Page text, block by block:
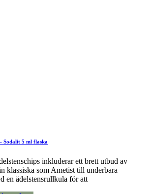
Sodalit 5 ml flaska
inkluderar ett brett utbud av
klassiska som Ametist till underbara
en ädelstensrullkula för att